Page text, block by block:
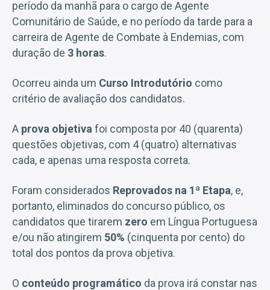
período da manhã para o cargo de Agente
Comunitário de Saúde, e no período da tarde para a
carreira de Agente de Combate à Endemias, com
duração de 3 horas.
Ocorreu ainda um Curso Introdutório como
critério de avaliação dos candidatos.
A prova objetivafoi composta por 40 (quarenta)
questões objetivas, com 4 (quatro) alternativas
cada, e apenas uma resposta correta.
Foram considerados Reprovados na 1ª Etapa, e,
portanto, eliminados do concurso público, os
candidatos que tirarem zero em Língua Portuguesa
e/ou não atingirem 50% (cinquenta por cento) do
total dos pontos da prova objetiva.
O conteúdo programático da prova irá constar nas